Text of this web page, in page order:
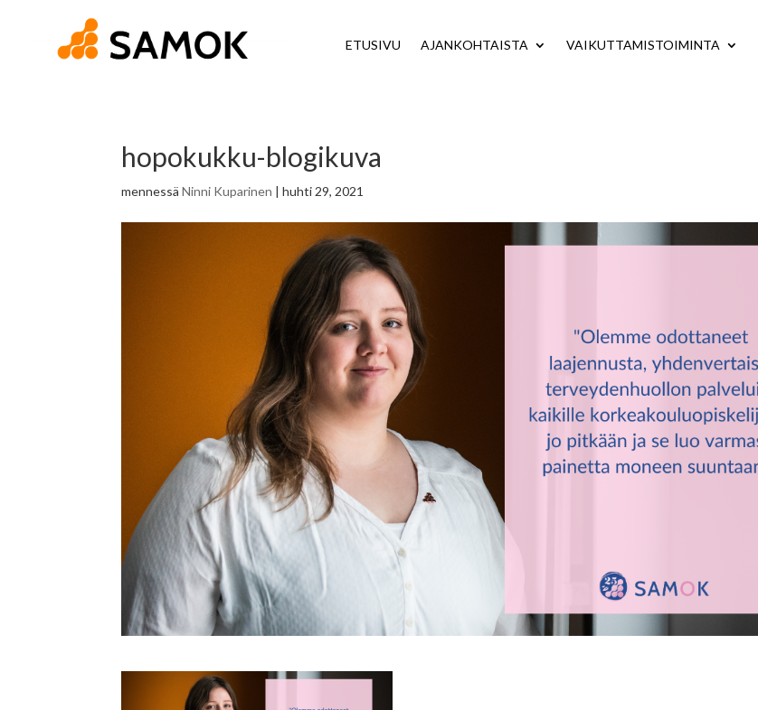
ETUSIVU AJANKOHTAISTA VAIKUTTAMISTOIMINTA
hopokukku-blogikuva
mennessäNinni Kuparinen |huhti 29, 2021